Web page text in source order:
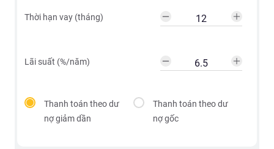
Thời hạn vay (tháng)
Lãi suất (%/năm)
Thanh toán theo dư
nợ giảm dần
Thanh toán theo dư
nợ gốc